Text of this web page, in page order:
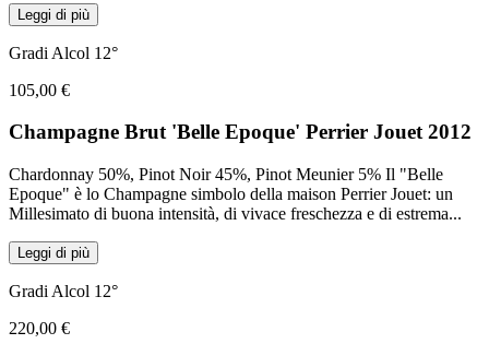
Leggi di più
Gradi Alcol 12°
105,00 €
Champagne Brut 'Belle Epoque' Perrier Jouet 2012
Chardonnay 50%, Pinot Noir 45%, Pinot Meunier 5% Il "Belle
Epoque" è lo Champagne simbolo della maison Perrier Jouet: un
Millesimato di buona intensità, di vivace freschezza e di estrema...
Leggi di più
Gradi Alcol 12°
220,00 €